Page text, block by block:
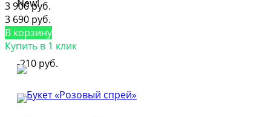
New!
-210 руб.
3 900 руб.
3 690 руб.
В корзину
Купить в 1 клик